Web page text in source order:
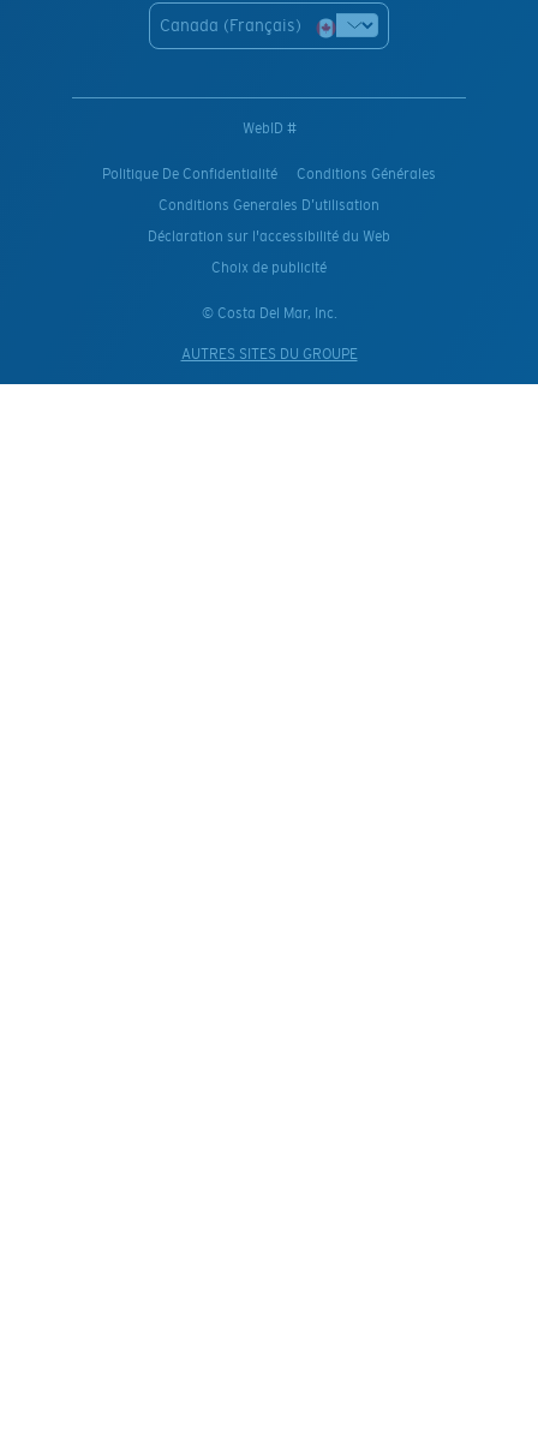
Canada (Français)
WebID #
Politique De Confidentialité
Conditions Générales
Conditions Generales D’utilisation
Déclaration sur l'accessibilité du Web
Choix de publicité
© Costa Del Mar, Inc.
AUTRES SITES DU GROUPE